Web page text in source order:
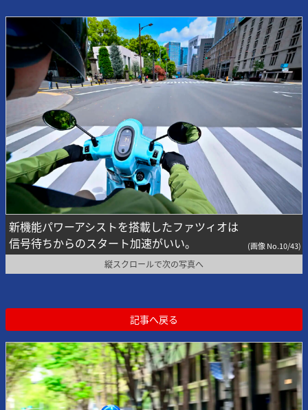
新機能パワーアシストを搭載したファツィオは
信号待ちからのスタート加速がいい。
(画像 No.10/43)
縦スクロールで次の写真へ
記事へ戻る